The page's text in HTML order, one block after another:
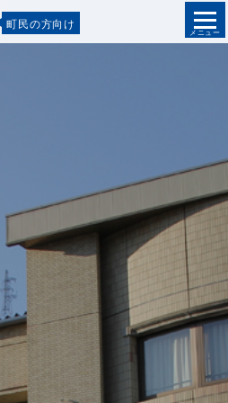
町民の方向け
メニュー